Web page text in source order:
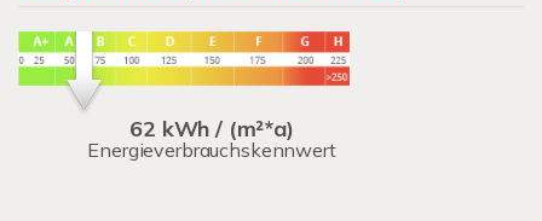
62 kWh / (m²*a)
Energieverbrauchskennwert